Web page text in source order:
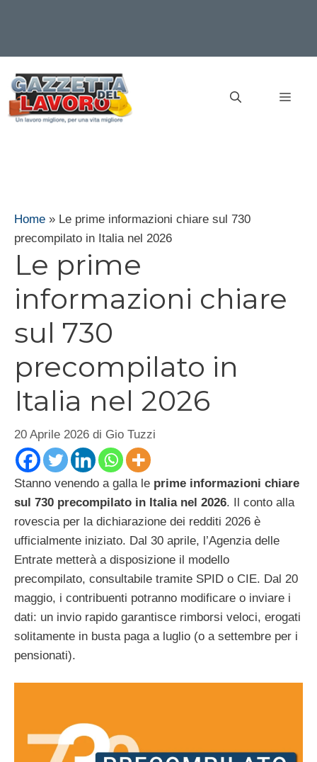
contenuto
Home » Le prime informazioni chiare sul 730
precompilato in Italia nel 2026
Le prime
informazioni chiare
sul 730
precompilato in
Italia nel 2026
20 Aprile 2026 di Gio Tuzzi
Stanno venendo a galla le prime informazioni chiare
sul 730 precompilato in Italia nel 2026. Il conto alla
rovescia per la dichiarazione dei redditi 2026 è
ufficialmente iniziato. Dal 30 aprile, l’Agenzia delle
Entrate metterà a disposizione il modello
precompilato, consultabile tramite SPID o CIE. Dal 20
maggio, i contribuenti potranno modificare o inviare i
dati: un invio rapido garantisce rimborsi veloci, erogati
solitamente in busta paga a luglio (o a settembre per i
pensionati).